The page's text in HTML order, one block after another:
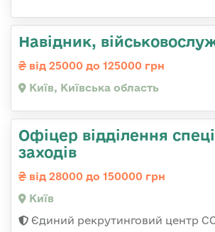
Навідник,
від 25000 до 125000 грн
Київ, Київська область
Офіцер відділення
заходів
від 28000 до 150000 грн
Київ
Єдиний рекрутинговий центр